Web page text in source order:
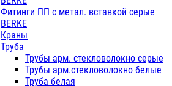
Фитинги ПП с метал. вставкой серые
BERKE
Краны
Труба
Трубы арм. стекловолокно серые
Трубы арм.стекловолокно белые
Труба белая